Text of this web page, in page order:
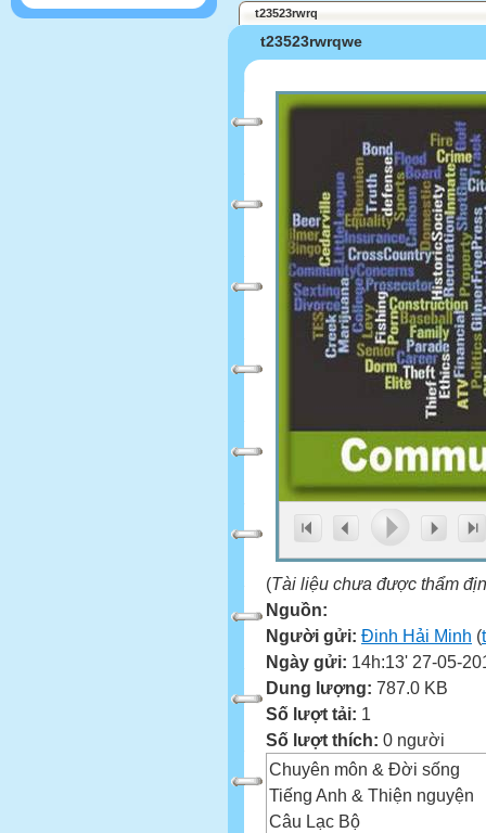
t23523rwrq
t23523rwrqwe
(Tài liệu chưa được thẩm
Nguồn:
Người gửi: Đinh Hải Minh (
Ngày gửi: 14h:13' 27-05-
Dung lượng: 787.0 KB
Số lượt tải: 1
Số lượt thích: 0 người
Chuyên môn & Đời sống
Tiếng Anh & Thiện nguyện
Câu Lạc Bộ